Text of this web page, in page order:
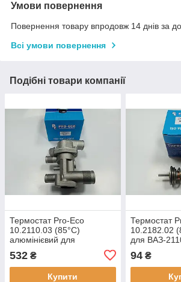
Умови повернення
Повернення товару впродовж 14 днів за
Всі умови повернення
Подібні товари компанії
Термостат Pro-Eco
10.2110.03 (85°C)
алюмінієвий для
номери: 21082-1306010
532 ₴
Купити
Термостат
10.2182.02
для ВАЗ-
номери:
94₴